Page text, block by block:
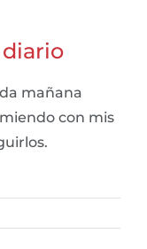
mañana
con mis